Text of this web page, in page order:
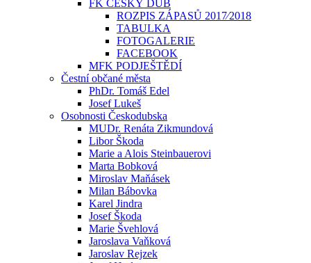
FK ČESKÝ DUB
ROZPIS ZÁPASŮ 2017⁄2018
TABULKA
FOTOGALERIE
FACEBOOK
MFK PODJEŠTĚDÍ
Čestní občané města
PhDr. Tomáš Edel
Josef Lukeš
Osobnosti Českodubska
MUDr. Renáta Zikmundová
Libor Škoda
Marie a Alois Steinbauerovi
Marta Bobková
Miroslav Maňásek
Milan Bábovka
Karel Jindra
Josef Škoda
Marie Švehlová
Jaroslava Vaňková
Jaroslav Rejzek